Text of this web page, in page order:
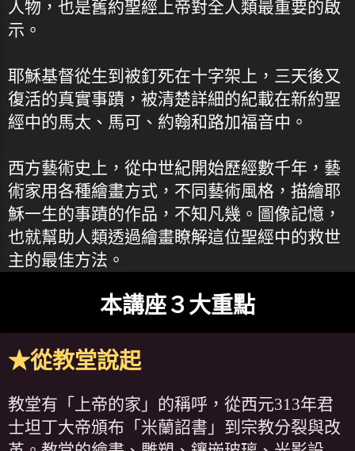
人物，也是舊約聖經上帝對全人類最重要的啟
示。
耶穌基督從生到被釘死在十字架上，三天後又
復活的真實事蹟，被清楚詳細的紀載在新約聖
經中的馬太、馬可、約翰和路加福音中。
西方藝術史上，從中世紀開始歷經數千年，藝
術家用各種繪畫方式，不同藝術風格，描繪耶
穌一生的事蹟的作品，不知凡幾。圖像記憶，
也就幫助人類透過繪畫瞭解這位聖經中的救世
主的最佳方法。
本講座３大重點
★從教堂說起
教堂有「上帝的家」的稱呼，從西元313年君
士坦丁大帝頒布「米蘭詔書」到宗教分裂與改